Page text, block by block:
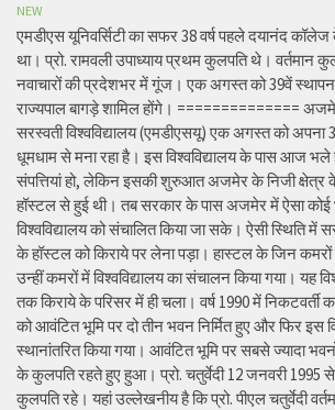
NEW
एमडीएस यूनिवर्सिटी का सफर 38 वर्ष पहले दयानंद
था। प्रो. रामवली उपाध्याय प्रथम कुलपति थे।
नवाचारों की प्रदेशभर में गूंज। एक अगस्त को 39वें
राज्यपाल बागड़े शामिल होंगे। ==============
सरस्वती विश्वविद्यालय (एमडीएसयू) एक अगस्त को अपना
धूमधाम से मना रहा है। इस विश्वविद्यालय के पास आज
संपत्तियां हो, लेकिन इसकी शुरुआत अजमेर के निजी
हॉस्टल से हुई थी। तब सरकार के पास अजमेर में ऐसा कोई
विश्वविद्यालय को संचालित किया जा सके। ऐसी स्थिति
के हॉस्टल को किराये पर लेना पड़ा। हास्टल के जिन कमरों में
उन्हीं कमरों में विश्वविद्यालय का संचालन किया गया। यह
तक किराये के परिसर में ही चला। वर्ष 1990 में निकटवर्ती
को आवंटित भूमि पर दो तीन भवन निर्मित हुए और फिर इस
स्थानांतरित किया गया। आवंटित भूमि पर सबसे ज्यादा भवनों
के कुलपति रहते हुए हुआ। प्रो. चतुर्वेदी 12 जनवरी 1995
कुलपति रहे। यहां उल्लेखनीय है कि प्रो. पीएल चतुर्वेदी